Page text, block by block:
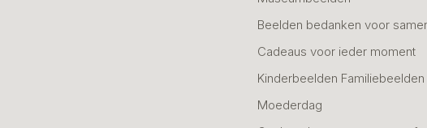
Beelden bedanken voor
Cadeaus voor ieder moment
Kinderbeelden Familiebeelden
Moederdag